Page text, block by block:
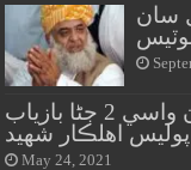
سان
شڪارپور پوليس جو وزيرستان واسي 2 ڄڻا بازياب
May 24, 2021